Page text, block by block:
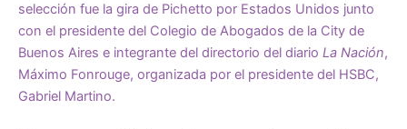
selección fue la gira de Pichetto por Estados Unidos junto
con el presidente del Colegio de Abogados de la City de
Buenos Aires e integrante del directorio del diario La Nación,
Máximo Fonrouge, organizada por el presidente del HSBC,
Gabriel Martino.